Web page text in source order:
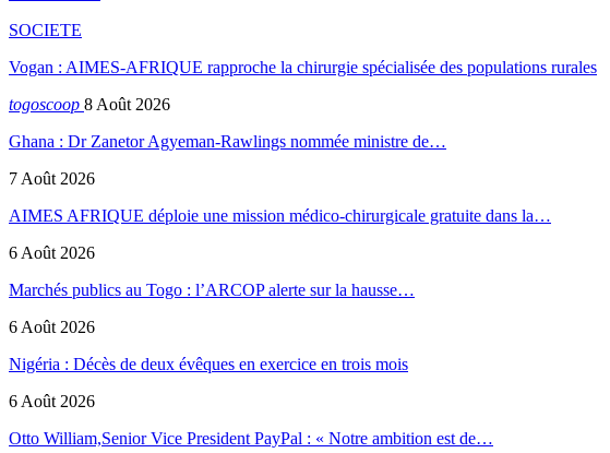
SOCIETE
Vogan : AIMES-AFRIQUE rapproche la chirurgie spécialisée des populations rurales
togoscoop 8 Août 2026
Ghana : Dr Zanetor Agyeman-Rawlings nommée ministre de…
7 Août 2026
AIMES AFRIQUE déploie une mission médico-chirurgicale gratuite dans la…
6 Août 2026
Marchés publics au Togo : l’ARCOP alerte sur la hausse…
6 Août 2026
Nigéria : Décès de deux évêques en exercice en trois mois
6 Août 2026
Otto William,Senior Vice President PayPal : « Notre ambition est de…